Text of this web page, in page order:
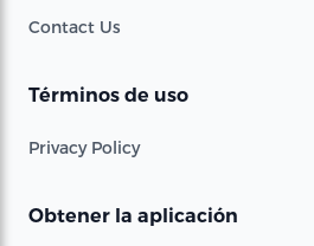
Contact Us
Términos de uso
Privacy Policy
Obtener la aplicación